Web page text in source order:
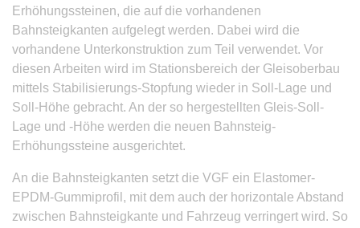
Erhöhungssteinen, die auf die vorhandenen
Bahnsteigkanten aufgelegt werden. Dabei wird die
vorhandene Unterkonstruktion zum Teil verwendet. Vor
diesen Arbeiten wird im Stationsbereich der Gleisoberbau
mittels Stabilisierungs-Stopfung wieder in Soll-Lage und
Soll-Höhe gebracht. An der so hergestellten Gleis-Soll-
Lage und -Höhe werden die neuen Bahnsteig-
Erhöhungssteine ausgerichtet.
An die Bahnsteigkanten setzt die VGF ein Elastomer-
EPDM-Gummiprofil, mit dem auch der horizontale Abstand
zwischen Bahnsteigkante und Fahrzeug verringert wird. So